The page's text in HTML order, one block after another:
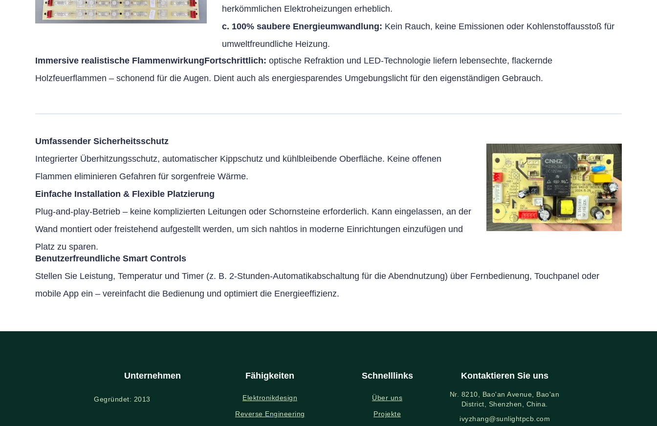
herkömmlichen Elektroheizungen erheblich.
c. 100% saubere Energieumwandlung: Kein Rauch, keine Emissionen oder Kohlenstoffausstoß für
umweltfreundliche Heizung.
Immersive realistische FlammenwirkungFortschrittlich: optische Refraktion und LED-Technologie liefern lebensechte, flackernde
Holzfeuerflammen – schonend für die Augen. Dient auch als energiesparendes Umgebungslicht für den eigenständigen Gebrauch.
Umfassender Sicherheitsschutz
Integrierter Überhitzungsschutz, automatischer Kippschutz und kühlbleibende Oberfläche. Keine offenen
Flammen eliminieren Gefahren für sorgenfreie Wärme.
Einfache Installation & Flexible Platzierung
Plug-and-play-Betrieb – keine komplizierten Leitungen oder Schornsteine erforderlich. Kann eingelassen, an der
Wand montiert oder freistehend aufgestellt werden, um sich nahtlos in moderne Einrichtungen einzufügen und
Platz zu sparen.
Benutzerfreundliche Smart Controls
Stellen Sie Leistung, Temperatur und Timer (z. B. 2-Stunden-Automatikabschaltung für die Abendnutzung) über Fernbedienung, Touchpanel oder
mobile App ein – vereinfacht die Bedienung und optimiert die Energieeffizienz.
Unternehmen
Gegründet: 2013
Fähigkeiten
Elektronikdesign
Reverse Engineering
Schnelllinks
Über uns
Projekte
Kontaktieren Sie uns
Nr. 8210, Bao'an Avenue, Bao'an
District, Shenzhen, China.
ivyzhang@sunlightpcb.com